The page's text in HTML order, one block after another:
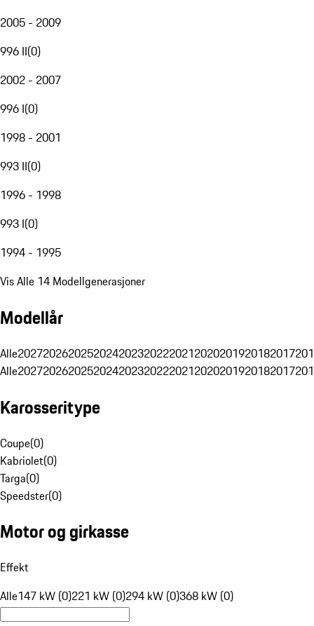
2005 - 2009
996 II(0)
2002 - 2007
996 I(0)
1998 - 2001
993 II(0)
1996 - 1998
993 I(0)
1994 - 1995
Vis Alle 14 Modellgenerasjoner
Modellår
Alle20272026202520242023202220212020201920182017
Alle20272026202520242023202220212020201920182017
Karosseritype
Coupe(0)
Kabriolet(0)
Targa(0)
Speedster(0)
Motor og girkasse
Effekt
Alle147 kW (0)221 kW (0)294 kW (0)368 kW (0)